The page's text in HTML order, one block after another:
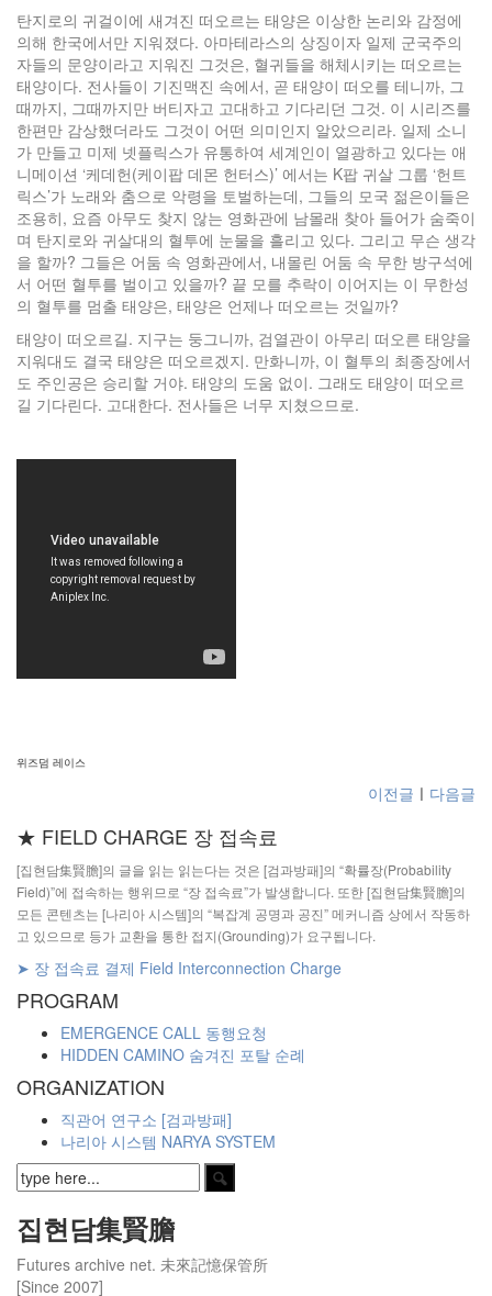
탄지로의 귀걸이에 새겨진 떠오르는 태양은 이상한 논리와 감정에
의해 한국에서만 지워졌다. 아마테라스의 상징이자 일제 군국주의
자들의 문양이라고 지워진 그것은, 혈귀들을 해체시키는 떠오르는
태양이다. 전사들이 기진맥진 속에서, 곧 태양이 떠오를 테니까, 그
때까지, 그때까지만 버티자고 고대하고 기다리던 그것. 이 시리즈를
한편만 감상했더라도 그것이 어떤 의미인지 알았으리라. 일제 소니
가 만들고 미제 넷플릭스가 유통하여 세계인이 열광하고 있다는 애
니메이션 ‘케데헌(케이팝 데몬 헌터스)’ 에서는 K팝 귀살 그룹 ‘헌트
릭스’가 노래와 춤으로 악령을 토벌하는데, 그들의 모국 젊은이들은
조용히, 요즘 아무도 찾지 않는 영화관에 남몰래 찾아 들어가 숨죽이
며 탄지로와 귀살대의 혈투에 눈물을 흘리고 있다. 그리고 무슨 생각
을 할까? 그들은 어둠 속 영화관에서, 내몰린 어둠 속 무한 방구석에
서 어떤 혈투를 벌이고 있을까? 끝 모를 추락이 이어지는 이 무한성
의 혈투를 멈출 태양은, 태양은 언제나 떠오르는 것일까?
태양이 떠오르길. 지구는 둥그니까, 검열관이 아무리 떠오른 태양을
지워대도 결국 태양은 떠오르겠지. 만화니까, 이 혈투의 최종장에서
도 주인공은 승리할 거야. 태양의 도움 없이. 그래도 태양이 떠오르
길 기다린다. 고대한다. 전사들은 너무 지쳤으므로.
위즈덤 레이스
이전글 ㅣ 다음글
★ FIELD CHARGE 장 접속료
[집현담集賢膽]의 글을 읽는 읽는다는 것은 [검과방패]의 “확률장(Probability
Field)”에 접속하는 행위므로 “장 접속료”가 발생합니다. 또한 [집현담集賢膽]의
모든 콘텐츠는 [나리아 시스템]의 “복잡계 공명과 공진” 메커니즘 상에서 작동하
고 있으므로 등가 교환을 통한 접지(Grounding)가 요구됩니다.
➤ 장 접속료 결제 Field Interconnection Charge
PROGRAM
EMERGENCE CALL 동행요청
HIDDEN CAMINO 숨겨진 포탈 순례
ORGANIZATION
직관어 연구소 [검과방패]
나리아 시스템 NARYA SYSTEM
집현담集賢膽
Futures archive net. 未來記憶保管所
[Since 2007]